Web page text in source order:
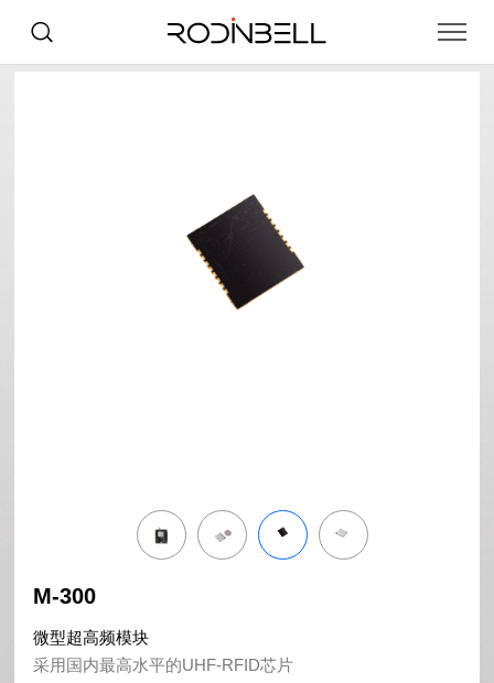
M-300
微型超高频模块
采用国内最高水平的UHF-RFID芯片